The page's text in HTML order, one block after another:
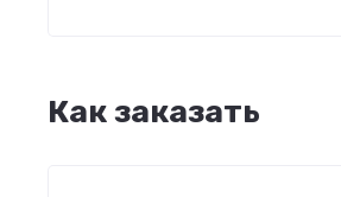
Как заказать